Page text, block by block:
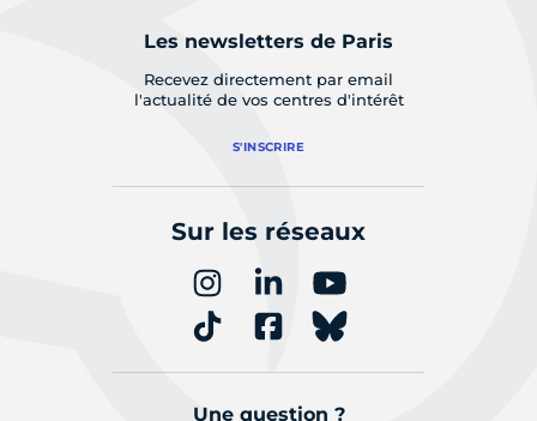
Les newsletters de Paris
Recevez directement par email
l'actualité de vos centres d'intérêt
S'INSCRIRE
Sur les réseaux
Une question ?